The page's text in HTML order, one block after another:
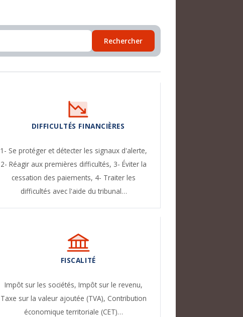
Rechercher
DIFFICULTÉS FINANCIÈRES
1- Se protéger et détecter les signaux d'alerte,
2- Réagir aux premières difficultés, 3- Éviter la
cessation des paiements, 4- Traiter les
difficultés avec l'aide du tribunal…
FISCALITÉ
Impôt sur les sociétés,Impôt sur le revenu,
Taxe sur la valeur ajoutée (TVA), Contribution
économique territoriale (CET)…